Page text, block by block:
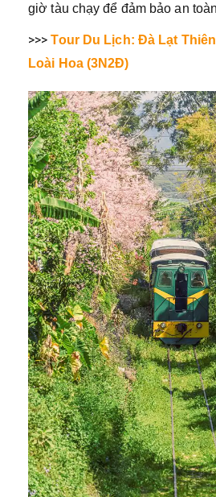
giờ tàu chạy để đảm bảo an
>>>Tour Du Lịch: Đà Lạt
Loài Hoa (3N2Đ)